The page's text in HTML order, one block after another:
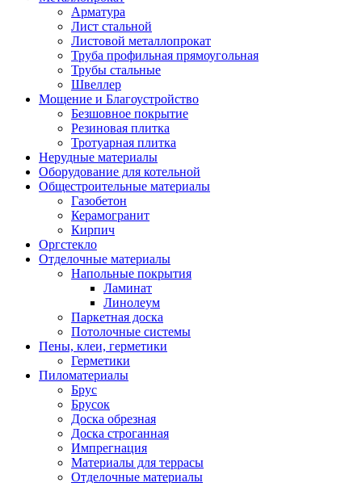
Арматура
Лист стальной
Листовой металлопрокат
Труба профильная прямоугольная
Трубы стальные
Швеллер
Мощение и Благоустройство
Безшовное покрытие
Резиновая плитка
Тротуарная плитка
Нерудные материалы
Оборудование для котельной
Общестроительные материалы
Газобетон
Керамогранит
Кирпич
Оргстекло
Отделочные материалы
Напольные покрытия
Ламинат
Линолеум
Паркетная доска
Потолочные системы
Пены, клеи, герметики
Герметики
Пиломатериалы
Брус
Брусок
Доска обрезная
Доска строганная
Импрегнация
Материалы для террасы
Отделочные материалы